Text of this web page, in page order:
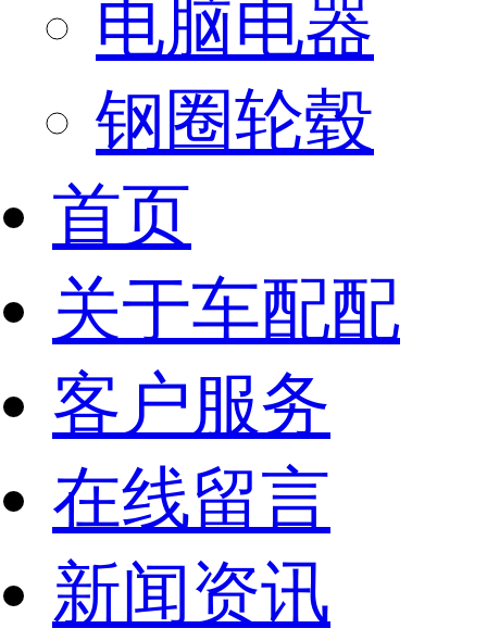
电脑电器
钢圈轮毂
首页
关于车配配
客户服务
在线留言
新闻资讯